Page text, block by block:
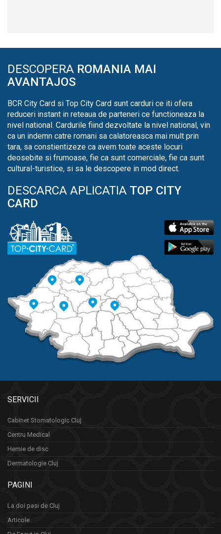
DESCOPERA ROMANIA MAI
AVANTAJOS
BCR City Card si Top City Card sunt carduri ce iti ofera
reduceri instant in reteaua de parteneri ce functioneaza la
nivel national. Cardurile fiind dezvoltate la nivel national, vin
ca un indemn catre romani sa calatoreasca mai mult prin
tara, sa constientizeze ca avem toate aceste locuri
deosebite si frumoase, fie ca sunt comerciale, fie ca sunt
cultural-turistice, si sa le descopere in mod direct.
DESCARCA APLICATIA TOP CITY
CARD
SERVICII
Cabinet Stomatologic Cluj
Centru Medical
Hernie de disc
Dermatologie Cluj
PAGINI
La doi pasi de Cluj
Articole